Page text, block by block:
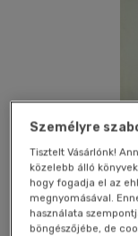
Személyre
Tisztelt Vásárlónk!
közelebb álló
hogy fogadja el az
megnyomásával.
használata
böngészőjébe, de